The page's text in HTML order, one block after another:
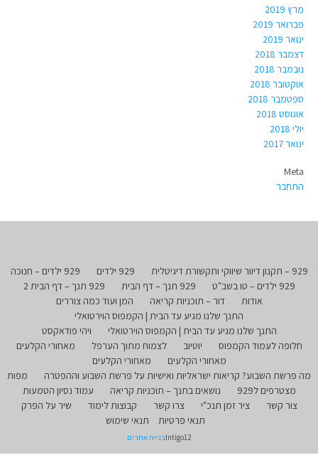
מרץ 2019
פברואר 2019
ינואר 2019
דצמבר 2018
נובמבר 2018
אוקטובר 2018
ספטמבר 2018
אוגוסט 2018
יולי 2018
ינואר 2017
Meta
התחבר
929 – תקנון דיוור שיווקי ותקשורת דיגיטלית 929 ילדים
929 ילדים – חנוכה
929 ילדים – טו בשב"ט
929 תנך – דף הבית
929 תנך – דף הבית 2
אודות
דור – תוכניות קריאה
המן ועוד כמה צוררים
התנך שלנו מגיע עד הבית | הקמפוס הוירטואלי
התנך שלנו מגיע עד הבית | הקמפוס הוירטואלי
ויהי פודאקסט
חלופה לעמוד הקמפוס
יוטיוב לצמוח מתוך הערפל
מאחורי הקלעים
מאחורי הקלעים
מאחורי הקלעים
מה פרשת השבוע? קריאות ישראליות ואישיות על פרשת השבוע וההפטרה
מפות
מצטרפים ל929
נושאים בתנך – תוכניות קריאה
עמוד נסיון הטמעות
צור קשר
ציר זמן תנכ"י צרו קשר קבוצות לימוד
שיר על הפרק
תנאי פרטיות
תנאי שימוש
Intigo12בניית אתרים